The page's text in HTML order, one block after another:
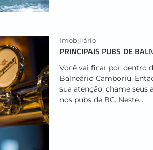
Imobiliário
PRINCIPAIS PUBS DE
Você vai ficar por dentro
Balneário Camboriú.
sua atenção, chame seus
nos pubs de BC. Neste...